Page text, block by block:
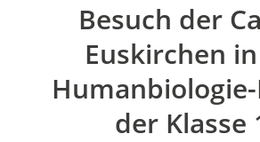
Besuch der
Euskirchen
der Klasse